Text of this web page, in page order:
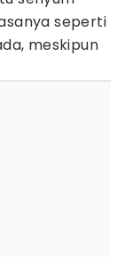
seperti
meskipun